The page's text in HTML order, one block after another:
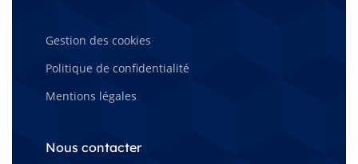
–
Gestion des cookies
Politique de confidentialité
Mentions légales
Nous contacter